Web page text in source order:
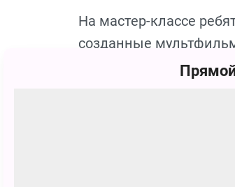
На мастер-классе
созданные
анимационный
Мюнхгаузен». Также
Мастер-класс ведут